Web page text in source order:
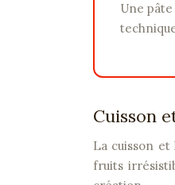
Une pâte brisée bien réalisée est le socle d’une tarte aux fruits réussie. Prenez le temps de maîtriser ces
Cuisson
La cuisson
fruits